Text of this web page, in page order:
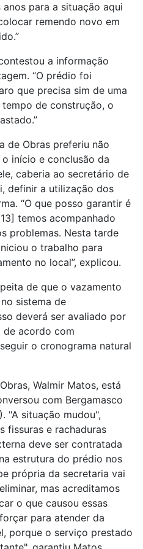
para a situação aqui
remendo novo em
a informação
“O prédio foi
que precisa sim de uma
de construção, o
de Obras preferiu não
início e conclusão da
caberia ao secretário de
definir a utilização dos
“O que posso garantir é
temos acompanhado
problemas. Nesta tarde
o trabalho para
no local”, explicou.
de que o vazamento
sistema de
deverá ser avaliado por
de acordo com
o cronograma natural
Walmir Matos, está
com Bergamasco
"A situação mudou",
fissuras e rachaduras
deve ser contratada
estrutura do prédio nos
própria da secretaria vai
mas acreditamos
o que causou essas
para atender da
porque o serviço prestado